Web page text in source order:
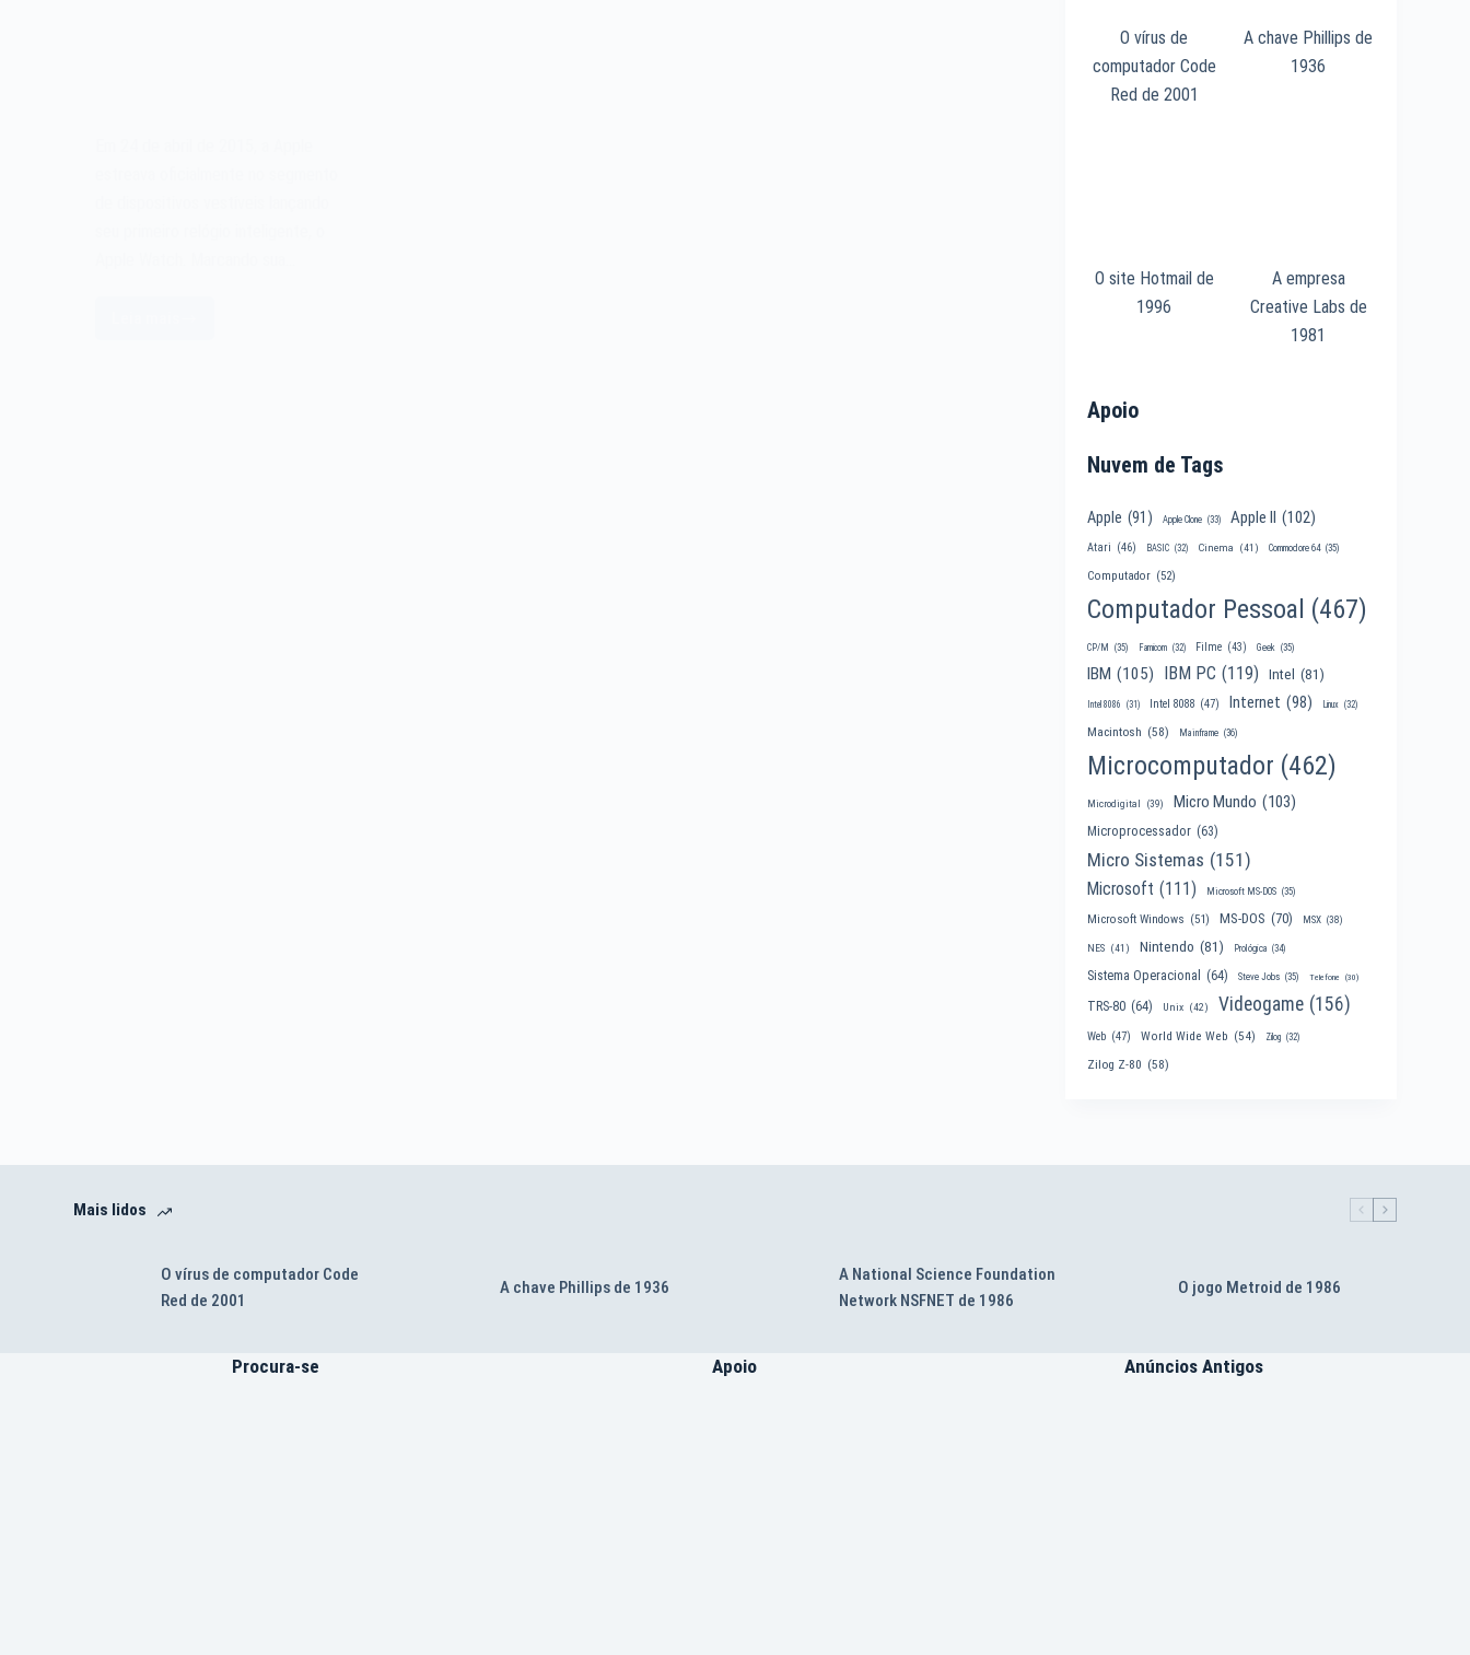
O vírus de
computador Code
Red de 2001
A chave Phillips de
1936
O site Hotmail de
1996
A empresa
Creative Labs de
1981
Apoio
Nuvem de Tags
Apple (91) Apple Clone (33) Apple II (102)
Atari (46) BASIC (32) Cinema (41) Commodore 64 (35)
Computador (52)
Computador Pessoal (467)
CP/M (35) Famicom (32) Filme (43) Geek (35)
IBM (105) IBM PC (119) Intel (81)
Intel 8086 (31) Intel 8088 (47) Internet (98) Linux (32)
Macintosh (58) Mainframe (36)
Microcomputador (462)
Microdigital (39) Micro Mundo (103)
Microprocessador (63)
Micro Sistemas (151)
Microsoft (111) Microsoft MS-DOS (35)
Microsoft Windows (51) MS-DOS (70) MSX (38)
NES (41) Nintendo (81) Prológica (34)
Sistema Operacional (64) Steve Jobs (35) Telefone (30)
TRS-80 (64) Unix (42) Videogame (156)
Web (47) World Wide Web (54) Zilog (32)
Zilog Z-80 (58)
Mais lidos
O vírus de computador Code
Red de 2001
A chave Phillips de 1936
A National Science Foundation
Network NSFNET de 1986
O jogo Metroid de 1986
Procura-se Apoio Anúncios Antigos